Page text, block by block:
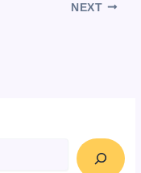
NEXT